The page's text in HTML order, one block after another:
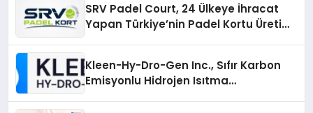
SRV Padel Court, 24 Ülkeye İhracat
Yapan Türkiye’nin Padel Kortu Üretim
Kleen-Hy-Dro-Gen Inc., Sıfır Karbon
Emisyonlu Hidrojen Isıtma